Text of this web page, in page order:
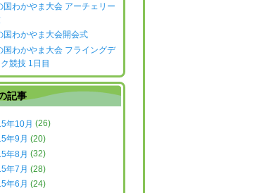
国わかやま大会 アーチェリー
国わかやま大会開会式
国わかやま大会 フライングデ
競技 1日目
記事
年10月 (26)
年9月 (20)
年8月 (32)
年7月 (28)
年6月 (24)